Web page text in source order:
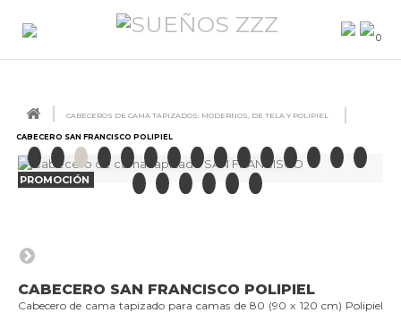
CABECEROS DE CAMA TAPIZADOS: MODERNOS, DE TELA Y POLIPIEL
CABECERO SAN FRANCISCO POLIPIEL
PROMOCIÓN
CABECERO SAN FRANCISCO POLIPIEL
Cabecero de cama tapizado para camas de 80 (90 x 120 cm) Polipiel
0